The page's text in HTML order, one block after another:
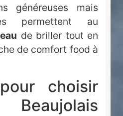
généreuses mais
permettent au
de briller tout en
de comfort food à
choisir